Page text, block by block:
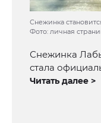
Снежинка
Фото: личная
Снежинка
стала
Читать далее >